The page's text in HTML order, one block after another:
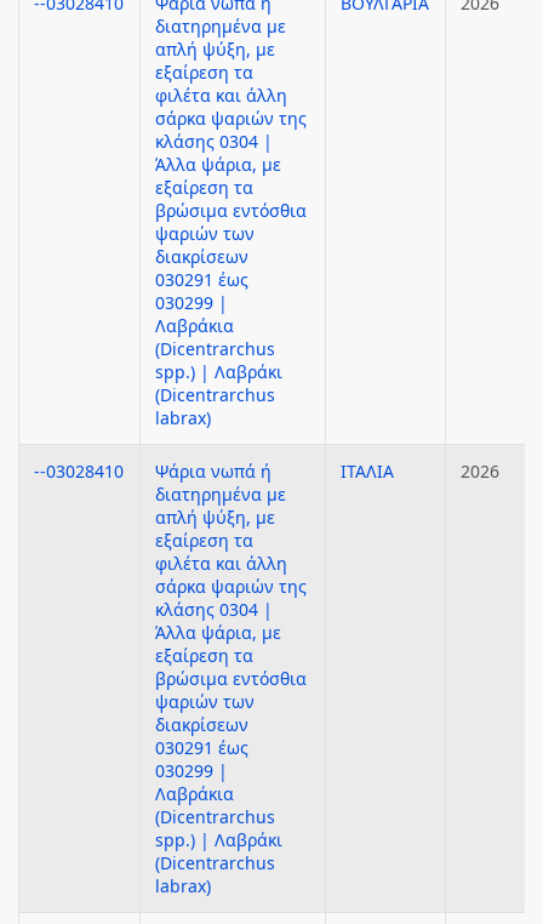
διατηρημένα με
απλή ψύξη, με
εξαίρεση τα
φιλέτα και άλλη
σάρκα ψαριών της
κλάσης 0304 |
Άλλα ψάρια, με
εξαίρεση τα
βρώσιμα εντόσθια
ψαριών των
διακρίσεων
030291 έως
030299 |
Λαβράκια
(Dicentrarchus
spp.) | Λαβράκι
(Dicentrarchus
labrax)
--03028410
Ψάρια νωπά ή
διατηρημένα με
απλή ψύξη, με
εξαίρεση τα
φιλέτα και άλλη
σάρκα ψαριών της
κλάσης 0304 |
Άλλα ψάρια, με
εξαίρεση τα
βρώσιμα εντόσθια
ψαριών των
διακρίσεων
030291 έως
030299 |
Λαβράκια
(Dicentrarchus
spp.) | Λαβράκι
(Dicentrarchus
labrax)
ΙΤΑΛΙΑ 2026